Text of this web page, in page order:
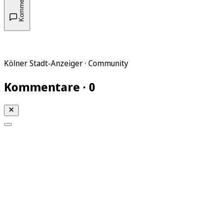
Kölner Stadt-Anzeiger · Community
Kommentare · 0